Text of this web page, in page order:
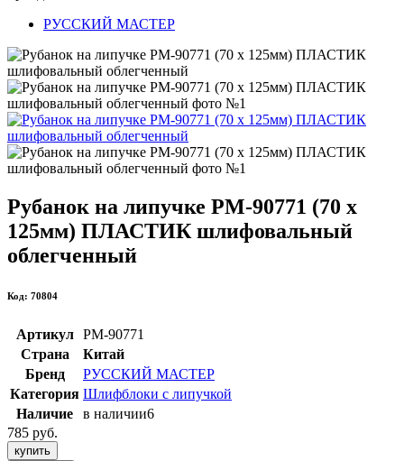
РУССКИЙ МАСТЕР
Рубанок на липучке РМ-90771 (70 x
125мм) ПЛАСТИК шлифовальный
облегченный
Код: 70804
Артикул
РМ-90771
Страна
Китай
Бренд
РУССКИЙ МАСТЕР
Категория Шлифблоки с липучкой
Наличие
в наличии6
785 руб.
купить